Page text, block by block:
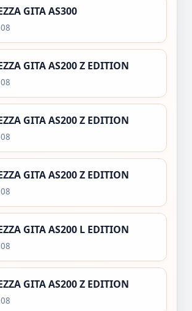
GITA AS300
GITA AS200 Z EDITION
GITA AS200 Z EDITION
GITA AS200 Z EDITION
GITA AS200 L EDITION
GITA AS200 Z EDITION